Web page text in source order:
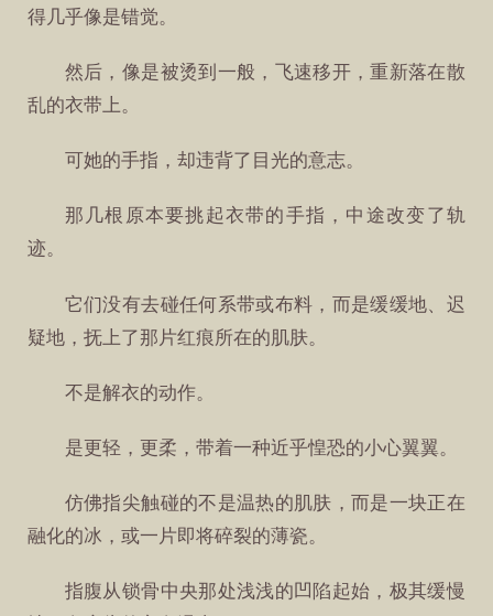
得几乎像是错觉。
然后，像是被烫到一般，飞速移开，重新落在散
乱的衣带上。
可她的手指，却违背了目光的意志。
那几根原本要挑起衣带的手指，中途改变了轨
迹。
它们没有去碰任何系带或布料，而是缓缓地、迟
疑地，抚上了那片红痕所在的肌肤。
不是解衣的动作。
是更轻，更柔，带着一种近乎惶恐的小心翼翼。
仿佛指尖触碰的不是温热的肌肤，而是一块正在
融化的冰，或一片即将碎裂的薄瓷。
指腹从锁骨中央那处浅浅的凹陷起始，极其缓慢